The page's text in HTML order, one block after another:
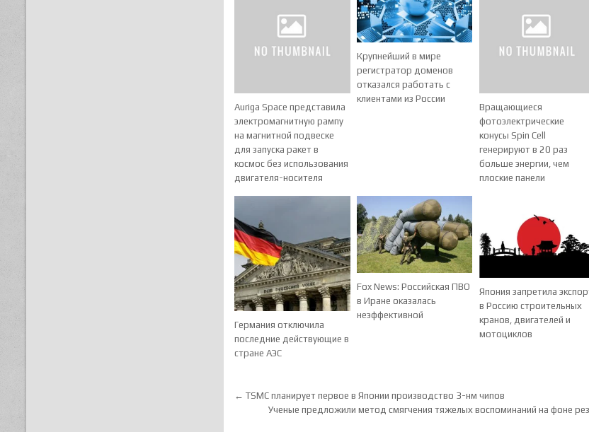
Auriga Space представила
электромагнитную рампу
на магнитной подвеске
для запуска ракет в
космос без использования
двигателя-носителя
Крупнейший в мире
регистратор доменов
отказался работать с
клиентами из России
Вращающиеся
фотоэлектрические
конусы Spin Cell
генерируют в 20 раз
больше энергии, чем
плоские панели
Германия отключила
последние действующие в
стране АЭС
Fox News: Российская ПВО
в Иране оказалась
неэффективной
Япония запретила
в Россию строительных
кранов, двигателей и
мотоциклов
Навигация по записям
← TSMC планирует первое в Японии производство 3-нм чипов
Ученые предложили метод смягчения тяжелых воспоминаний на фоне